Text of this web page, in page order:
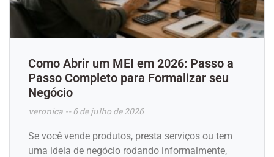
Como Abrir um MEI em 2026: Passo a
Passo Completo para Formalizar seu
Negócio
veronica 6 de julho de 2026
Se você vende produtos, presta serviços ou tem
uma ideia de negócio rodando informalmente,